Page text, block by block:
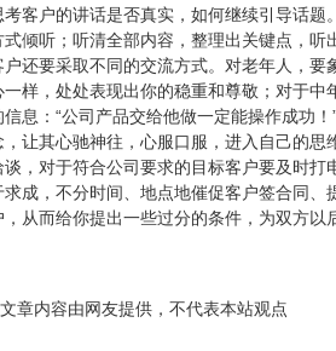
考客户的讲话是否真实，如何继续引导话
式倾听；听清全部内容，整理出关键点，
户还要采取不同的交流方式。对老年人，
一样，处处表现出你的稳重和尊敬；对于
信息：“公司产品交给他做一定能操作成功
，让其心驰神往，心服口服，进入自己的
谈，对于符合公司要求的目标客户要及时
求成，不分时间、地点地催促客户签合同
，从而给你提出一些过分的条件，为双方以
文章内容由网友提供，不代表本站观点